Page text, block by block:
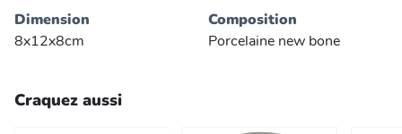
Dimension
8x12x8cm
Composition
Porcelaine new bone
Craquez aussi